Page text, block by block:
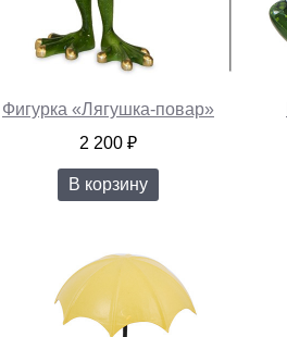
Фигурка «Лягушка-повар»
2 200 ₽
В корзину